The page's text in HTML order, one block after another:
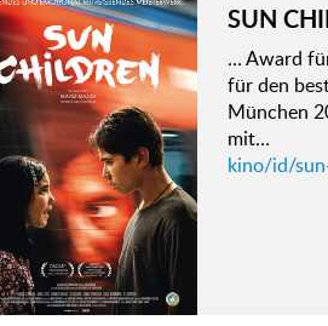
SUN
… Award
für den
München
mit…
kino/id/